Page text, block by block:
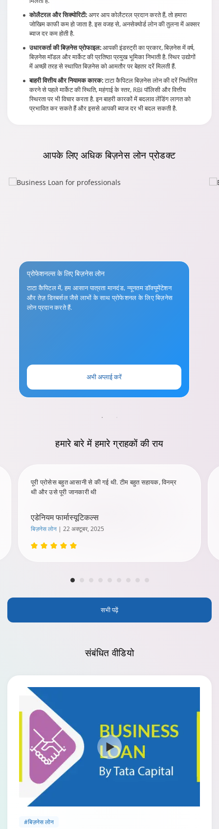
कोलैटरल और सिक्योरिटी:अगर आप कोलैटरल प्रदान करते हैं, तो हमारा
जोखिम काफी कम हो जाता है. इस वजह से, अनसेक्योर्ड लोन की तुलना में अक्सर
ब्याज दर कम होती है.
उधारकर्ता की बिज़नेस प्रोफाइल:आपकी इंडस्ट्री का प्रकार, बिज़नेस में वर्ष,
बिज़नेस मॉडल और मार्केट की प्रतिष्ठा प्रमुख भूमिका निभाती है. स्थिर उद्योगों
में अच्छी तरह से स्थापित बिज़नेस को आमतौर पर बेहतर दरें मिलती हैं.
बाहरी वित्तीय और नियामक कारक:टाटा कैपिटल बिज़नेस लोन की दरें निर्धारित
करने से पहले मार्केट की स्थिति, महंगाई के स्तर, RBI पॉलिसी और वित्तीय
स्थिरता पर भी विचार करता है. इन बाहरी कारकों में बदलाव लेंडिंग लागत को
प्रभावित कर सकते हैं और इससे आपकी ब्याज दर भी बदल सकती है.
आपकेलिए अधिक बिज़नेस लोन प्रोडक्ट
प्रोफेशनल्स के लिए बिज़नेस लोन
टाटा कैपिटल में, हम आसान पात्रता मानदंड, न्यूनतम डॉक्यूमेंटेशन
और तेज़ डिस्बर्सल जैसे लाभों के साथ प्रोफेशनल के लिए बिज़नेस
लोन प्रदान करते हैं.
अभी अप्लाई करें
हमारे बारे मेंहमारे ग्राहकों की राय
पूरी प्रोसेस बहुत आसानी से की गई थी. टीम बहुत सहायक, विनम्र
थी और उसे पूरी जानकारी थी
एडेनियम फार्मास्यूटिकल्स
बिज़नेस लोन | 22 अक्टूबर, 2025
सभी पढ़ें
संबंधितवीडियो
#बिज़नेस लोन